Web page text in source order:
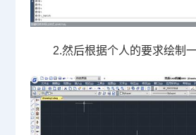
2.然后根据个人的要求绘制一